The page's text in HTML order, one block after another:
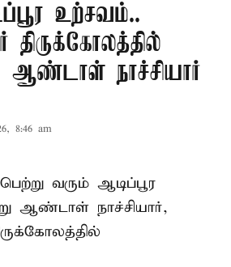
உற்சவம்..
ஆண்டாள் நாச்சியார்
8:46 am
வரும் ஆடிப்பூர
ஆண்டாள் நாச்சியார்,